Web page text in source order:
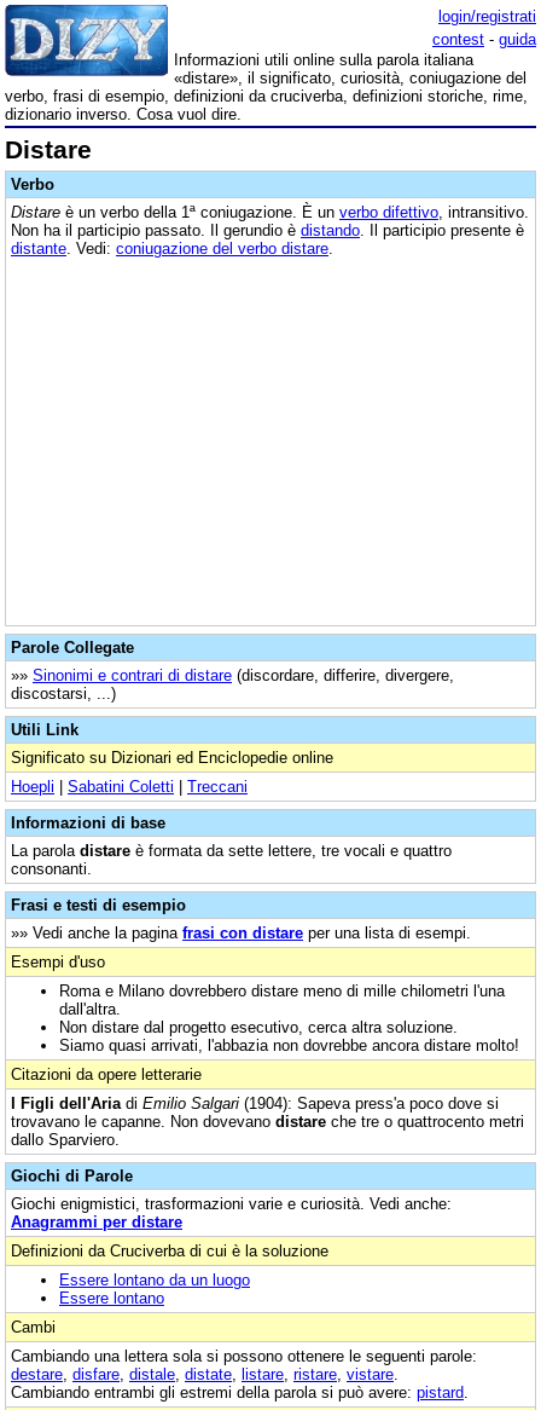
login/registrati
contest - guida
Informazioni utili online sulla parola italiana
«distare», il significato, curiosità, coniugazione del
verbo, frasi di esempio, definizioni da cruciverba, definizioni storiche, rime,
dizionario inverso. Cosa vuol dire.
Distare
Verbo
Distare è un verbo della 1ª coniugazione. È un verbo difettivo , intransitivo.
Non ha il participio passato. Il gerundio è distando . Il participio presente è
distante . Vedi: coniugazione del verbo distare
Parole Collegate
»» Sinonimi e contrari di distare (discordare, differire, divergere,
discostarsi, ...)
Utili Link
Significato su Dizionari ed Enciclopedie online
Hoepli | Sabatini Coletti | Treccani
Informazioni di base
La parola distare è formata da sette lettere, tre vocali e quattro
consonanti.
Frasi e testi di esempio
»» Vedi anche la pagina frasi con distare per una lista di esempi.
Esempi d'uso
Roma e Milano dovrebbero distare meno di mille chilometri l'una
dall'altra.
Non distare dal progetto esecutivo, cerca altra soluzione.
Siamo quasi arrivati, l'abbazia non dovrebbe ancora distare molto!
Citazioni da opere letterarie
I Figli dell'Aria di Emilio Salgari (1904): Sapeva press'a poco dove si
trovavano le capanne. Non dovevano distare che tre o quattrocento metri
dallo Sparviero.
Giochi di Parole
Giochi enigmistici, trasformazioni varie e curiosità. Vedi anche:
Anagrammi per distare
Definizioni da Cruciverba di cui è la soluzione
Essere lontano da un luogo
Essere lontano
Cambi
Cambiando una lettera sola si possono ottenere le seguenti parole:
destare disfare distale distate listare ristare vistare
Cambiando entrambi gli estremi della parola si può avere: pistard